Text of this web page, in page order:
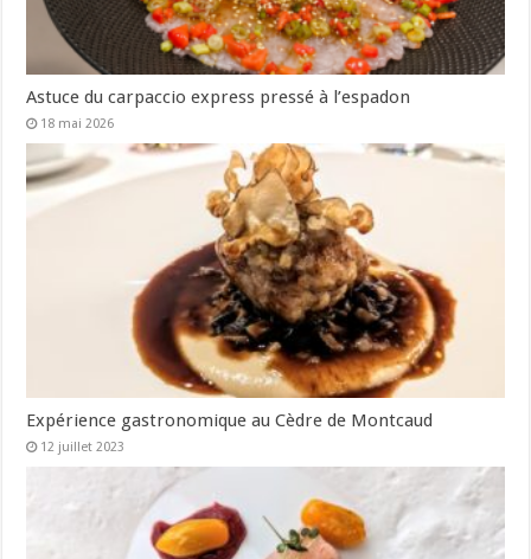
Astuce du carpaccio express pressé à l’espadon
18 mai 2026
Expérience gastronomique au Cèdre de Montcaud
12 juillet 2023